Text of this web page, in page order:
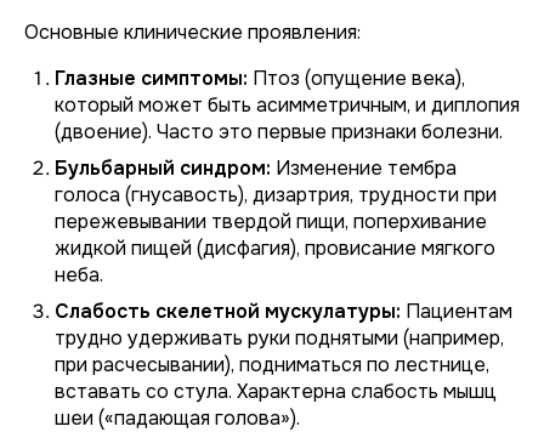
Основные клинические проявления:
Глазные симптомы: Птоз (опущение века),
который может быть асимметричным, и диплопия
(двоение). Часто это первые признаки болезни.
Бульбарный синдром: Изменение тембра
голоса (гнусавость), дизартрия, трудности при
пережевывании твердой пищи, поперхивание
жидкой пищей (дисфагия), провисание мягкого
неба.
Слабость скелетной мускулатуры: Пациентам
трудно удерживать руки поднятыми (например,
при расчесывании), подниматься по лестнице,
вставать со стула. Характерна слабость мышц
шеи («падающая голова»).